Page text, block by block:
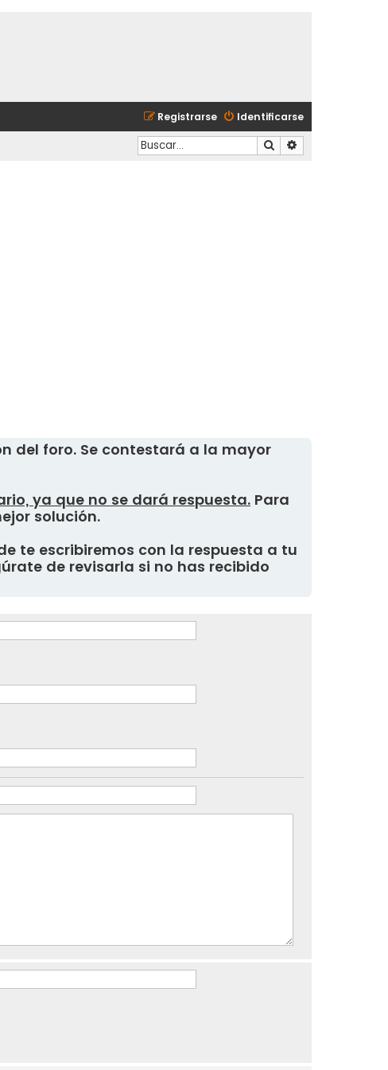
Identificarse
Registrarse
Buscar
del foro. Se contestará a la mayor
ya que no se dará respuesta. Para
solución.
te escribiremos con la respuesta a tu
de revisarla si no has recibido